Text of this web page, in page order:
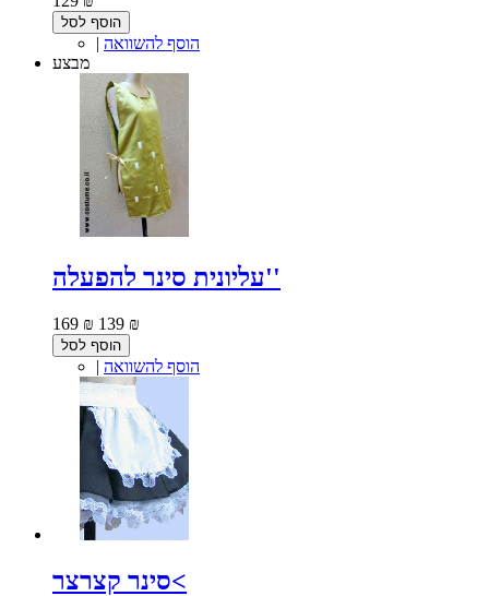
הוסף לסל
| הוסף להשוואה
מבצע
עליונית סינר להפעלה''
169 ₪ 139 ₪
הוסף לסל
| הוסף להשוואה
סינר קצרצר<